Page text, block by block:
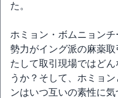
た。
ホミョン・ボムニョン
勢力がイング派の麻薬
たして取引現場ではど
うか？そして、ホミョ
ンはいつ互いの素性に